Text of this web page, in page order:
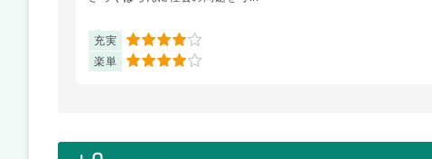
充実 4
楽単 4